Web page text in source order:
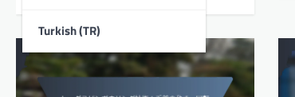
Turkish (TR)